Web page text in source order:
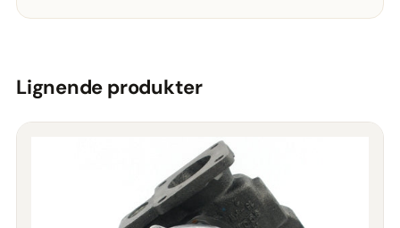
Lignende produkter